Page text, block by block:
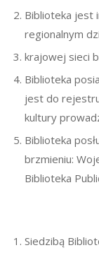
Biblioteka jest
regionalnym
krajowej sieci
Biblioteka
jest do
kultury
Biblioteka
brzmieniu:
Biblioteka
Siedzibą